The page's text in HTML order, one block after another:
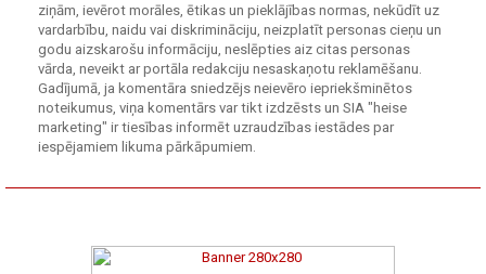
ziņām, ievērot morāles, ētikas un pieklājības normas, nekūdīt uz
vardarbību, naidu vai diskrimināciju, neizplatīt personas cieņu un
godu aizskarošu informāciju, neslēpties aiz citas personas
vārda, neveikt ar portāla redakciju nesaskaņotu reklamēšanu.
Gadījumā, ja komentāra sniedzējs neievēro iepriekšminētos
noteikumus, viņa komentārs var tikt izdzēsts un SIA "heise
marketing" ir tiesības informēt uzraudzības iestādes par
iespējamiem likuma pārkāpumiem.